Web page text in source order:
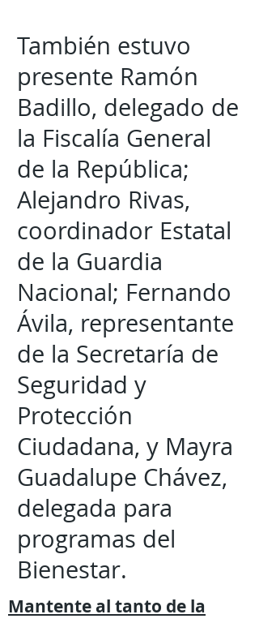
También estuvo
presente Ramón
Badillo, delegado de
la Fiscalía General
de la República;
Alejandro Rivas,
coordinador Estatal
de la Guardia
Nacional; Fernando
Ávila, representante
de la Secretaría de
Seguridad y
Protección
Ciudadana, y Mayra
Guadalupe Chávez,
delegada para
programas del
Bienestar.
Mantente al tanto de la